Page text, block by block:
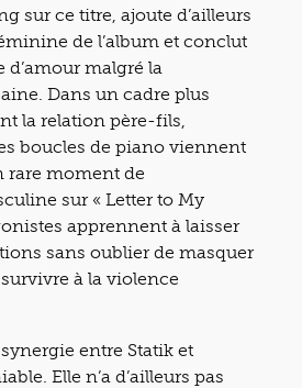
sur ce titre, ajoute d’ailleurs
de l’album et conclut
d’amour malgré la
Dans un cadre plus
la relation père-fils,
boucles de piano viennent
rare moment de
sur « Letter to My
apprennent à laisser
sans oublier de masquer
à la violence
entre Statik et
Elle n’a d’ailleurs pas